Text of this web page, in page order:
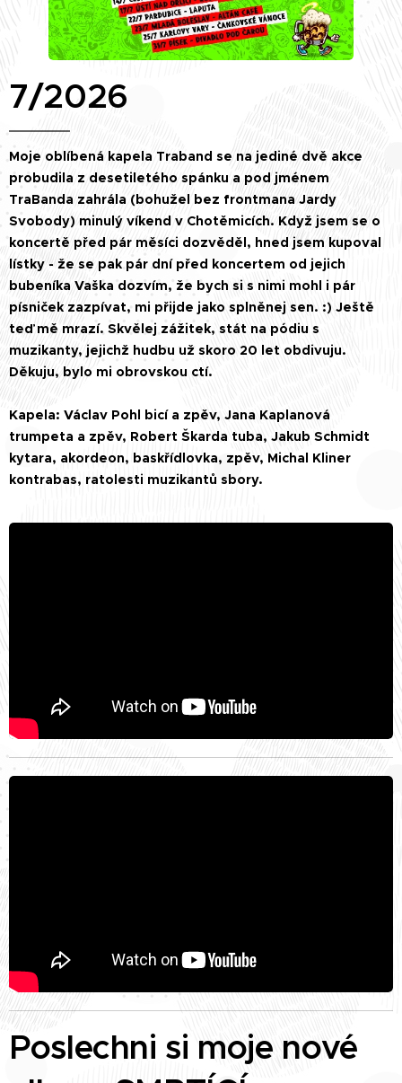
7/2026
Moje oblíbená kapela Traband se na jediné dvě akce
probudila z desetiletého spánku a pod jménem
TraBanda zahrála (bohužel bez frontmana Jardy
Svobody) minulý víkend v Chotěmicích. Když jsem se o
koncertě před pár měsíci dozvěděl, hned jsem kupoval
lístky - že se pak pár dní před koncertem od jejich
bubeníka Vaška dozvím, že bych si s nimi mohl i pár
písniček zazpívat, mi přijde jako splněnej sen. :) Ještě
teď mě mrazí. Skvělej zážitek, stát na pódiu s
muzikanty, jejichž hudbu už skoro 20 let obdivuju.
Děkuju, bylo mi obrovskou ctí. ❤️
Kapela: Václav Pohl bicí a zpěv, Jana Kaplanová
trumpeta a zpěv, Robert Škarda tuba, Jakub Schmidt
kytara, akordeon, baskřídlovka, zpěv, Michal Kliner
kontrabas, ratolesti muzikantů sbory. 🎺
Poslechni si moje nové